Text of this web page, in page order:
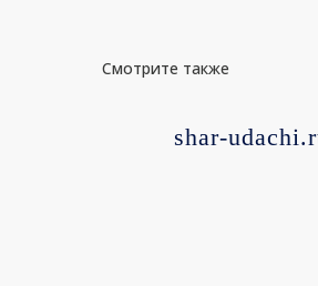
Смотрите также
shar-